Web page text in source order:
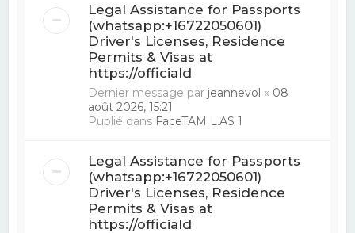
Legal Assistance for Passports
(whatsapp:+16722050601)
Driver's Licenses, Residence
Permits & Visas at
https://officiald
Dernier message par jeannevol « 08
août 2026, 15:21
Publié dans FaceTAM L.AS 1
Legal Assistance for Passports
(whatsapp:+16722050601)
Driver's Licenses, Residence
Permits & Visas at
https://officiald